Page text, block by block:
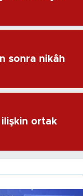
sonra nikâh
ortak